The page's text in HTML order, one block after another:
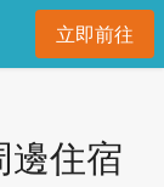
立即前往開
邊住宿